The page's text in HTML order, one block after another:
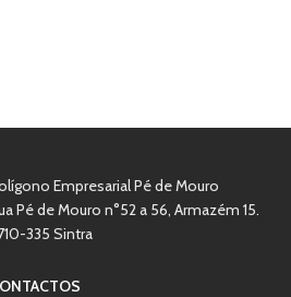
Empresarial Pé de Mouro
Pé de Mouro n°52 a 56, Armazém 15.
335 Sintra